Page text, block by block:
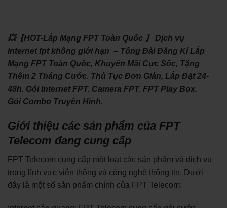
💥【HOT-Lắp Mạng FPT Toàn Quốc 】 Dịch vụ
Internet fpt không giới hạn – Tổng Đài Đăng Kí Lắp
Mạng FPT Toàn Quốc, Khuyến Mãi Cực Sốc, Tặng
Thêm 2 Tháng Cước. Thủ Tục Đơn Giản, Lắp Đặt 24-
48h. Gói Internet FPT. Camera FPT. FPT Play Box.
Gói Combo Truyền Hình.
Giới thiệu các sản phẩm của FPT
Telecom đang cung cấp
FPT Telecom cung cấp một loạt các sản phẩm và dịch vụ
trong lĩnh vực viễn thông và công nghệ thông tin. Dưới
đây là một số sản phẩm chính của FPT Telecom: